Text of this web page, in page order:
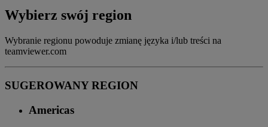
Wybierz swój region
Wybranie regionu powoduje zmianę języka i/lub treści na
teamviewer.com
SUGEROWANY REGION
Americas